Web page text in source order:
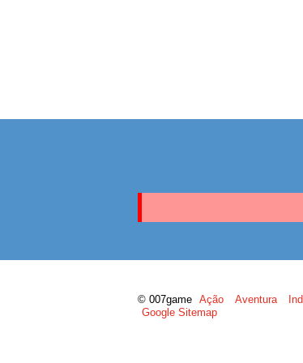
© 007game Ação Aventura
Google Sitemap